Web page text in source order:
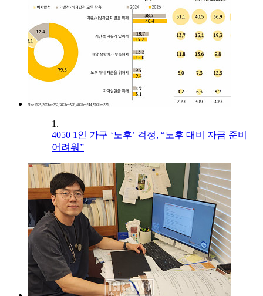
1.
4050 1인 가구 ‘노후’ 걱정, “노후 대비 자금 준비
어려워”